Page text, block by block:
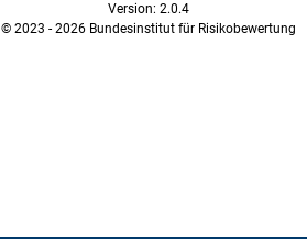
Version: 2.0.4
© 2023 - 2026 Bundesinstitut für Risikobewertung